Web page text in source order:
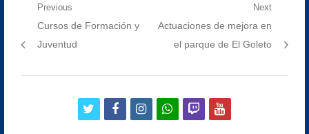
Navegación
Previous
Previous
post:
Cursos de Formación y
Juventud
Next
Next
post:
Actuaciones de mejora en
el parque de El Goleto
twitterfacebookinstagramwhatsapp
twitchyoutube